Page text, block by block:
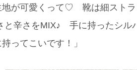
地が可愛くって♡ 靴は細スト
と辛さをMIX♪ 手に持ったシル
ってこいです！」